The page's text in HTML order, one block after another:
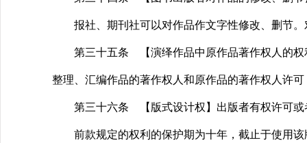
报社、期刊社可以对作品作文字性修改、删节。
第三十五条 【演绎作品中原作品著作权人的权
整理、汇编作品的著作权人和原作品的著作权人许
第三十六条 【版式设计权】出版者有权许可或
前款规定的权利的保护期为十年，截止于使用该